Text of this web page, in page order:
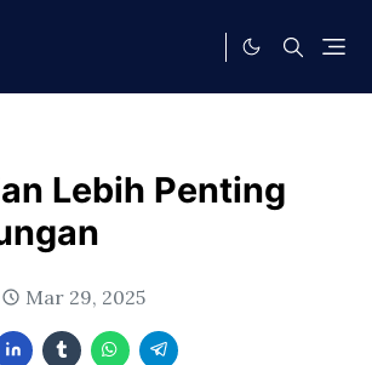
Lebih Penting
Mar 29, 2025